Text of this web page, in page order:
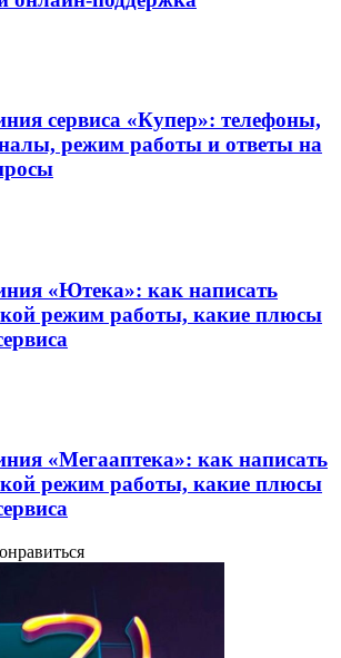
сервиса «Купер»: телефоны,
режим работы и ответы на
«Ютека»: как написать
режим работы, какие плюсы
«Мегааптека»: как написать
режим работы, какие плюсы